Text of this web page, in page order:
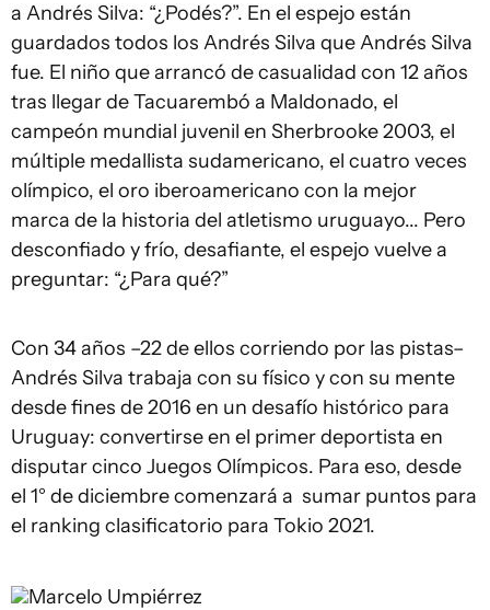
a Andrés Silva: “¿Podés?”. En el espejo están
guardados todos los Andrés Silva que Andrés Silva
fue. El niño que arrancó de casualidad con 12 años
tras llegar de Tacuarembó a Maldonado, el
campeón mundial juvenil en Sherbrooke 2003, el
múltiple medallista sudamericano, el cuatro veces
olímpico, el oro iberoamericano con la mejor
marca de la historia del atletismo uruguayo... Pero
desconfiado y frío, desafiante, el espejo vuelve a
preguntar: “¿Para qué?”
Con 34 años –22 de ellos corriendo por las pistas–
Andrés Silva trabaja con su físico y con su mente
desde fines de 2016 en un desafío histórico para
Uruguay: convertirse en el primer deportista en
disputar cinco Juegos Olímpicos. Para eso, desde
el 1° de diciembre comenzará a sumar puntos para
el ranking clasificatorio para Tokio 2021.
Marcelo Umpiérrez